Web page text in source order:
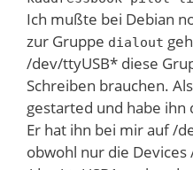
Ich mußte bei Debian
zur Gruppe dialout
/dev/ttyUSB* diese
Schreiben brauchen.
gestarted und habe ihn
Er hat ihn bei mir auf /
obwohl nur die